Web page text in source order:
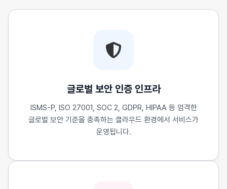
글로벌 보안 인증 인프라
ISMS-P, ISO 27001, SOC 2, GDPR, HIPAA 등 엄격한
글로벌 보안 기준을 충족하는 클라우드 환경에서 서비스가
운영됩니다.